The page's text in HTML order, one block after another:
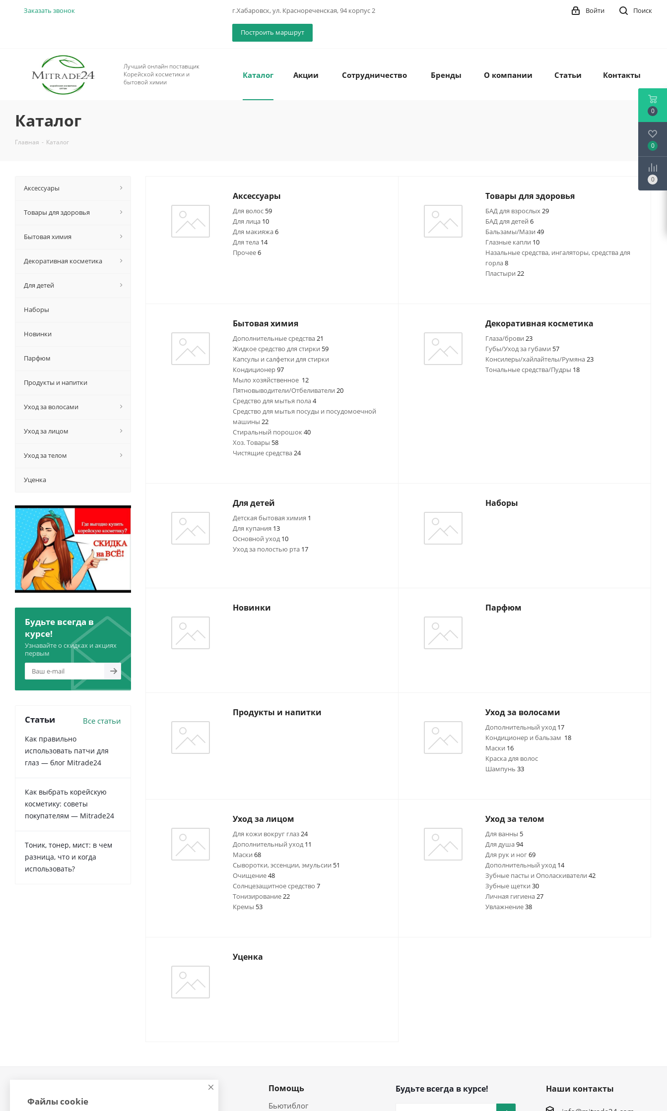
Заказать звонок г.Хабаровск, ул. Краснореченская, 94 корпус 2
Построить маршрут
Поиск
Войти
Лучший онлайн поставщик
Корейской косметики и
бытовой химии
Каталог Акции Сотрудничество Бренды О компании Статьи Контакты
Каталог
Главная - Каталог
Аксессуары
Для волос 59
Для лица 10
Для макияжа6
Для тела 14
Прочее6
Товары для здоровья
БАД для взрослых29
БАД для детей 6
Бальзамы/Мази 49
Глазные капли 10
Назальные средства, ингаляторы, средства для
горла8
Пластыри 22
Бытовая химия
Дополнительные средства21
Жидкое средство для стирки 59
Капсулы и салфетки для стирки
Кондиционер97
Мыло хозяйственное 12
Пятновыводители/Отбеливатели 20
Средство для мытья пола4
Средство для мытья посуды и посудомоечной
машины 22
Стиральный порошок40
Хоз. Товары 58
Чистящие средства24
Декоративная косметика
Глаза/брови 23
Губы/Уход за губами 57
Консилеры/хайлайтелы/Румяна23
Тональные средства/Пудры 18
Для детей
Детская бытовая химия 1
Для купания 13
Основной уход 10
Уход за полостью рта 17
Наборы
Новинки Парфюм
Продукты и напитки Уход за волосами
Дополнительный уход 17
Кондиционер и бальзам 18
Маски 16
Краска для волос
Шампунь 33
Уход за лицом
Для кожи вокруг глаз24
Дополнительный уход 11
Маски 68
Сыворотки, эссенции, эмульсии 51
Очищение48
Солнцезащитное средство 7
Тонизирование22
Кремы 53
Уход за телом
Для ванны 5
Для душа94
Для рук и ног69
Дополнительный уход 14
Зубные пасты и Ополаскиватели 42
Зубные щетки 30
Личная гигиена27
Увлажнение38
Уценка
Аксессуары
Товары для здоровья
Бытовая химия
Декоративная косметика
Для детей
Наборы
Новинки
Парфюм
Продукты и напитки
Уход за волосами
Уход за лицом
Уход за телом
Уценка
Будьте всегда в
курсе!
Узнавайте о скидках и акциях
первым
Статьи Все статьи
Как правильно
использовать патчи для
глаз — блог Mitrade24
Как выбрать корейскую
косметику: советы
покупателям — Mitrade24
Тоник, тонер, мист: в чем
разница, что и когда
использовать?
О компании
Помощь
Бьютиблог
Будьте всегда в курсе! Наши контакты
0
0
0
Файлы cookie